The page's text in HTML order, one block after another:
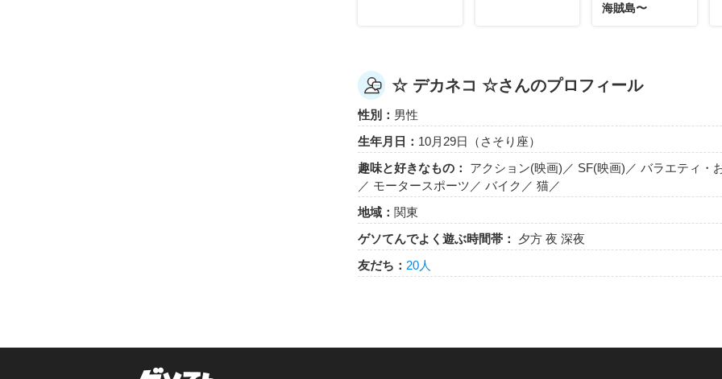
海賊島〜
☆ デカネコ ☆さんのプロフィール
性別： 男性
生年月日： 10月29日（さそり座）
趣味と好きなもの：
アクション(映画)／ SF(映画)／ バラエティ・
／ モータースポーツ／ バイク／ 猫／
地域： 関東
ゲソてんでよく遊ぶ時間帯：
夕方 夜 深夜
友だち： 20人